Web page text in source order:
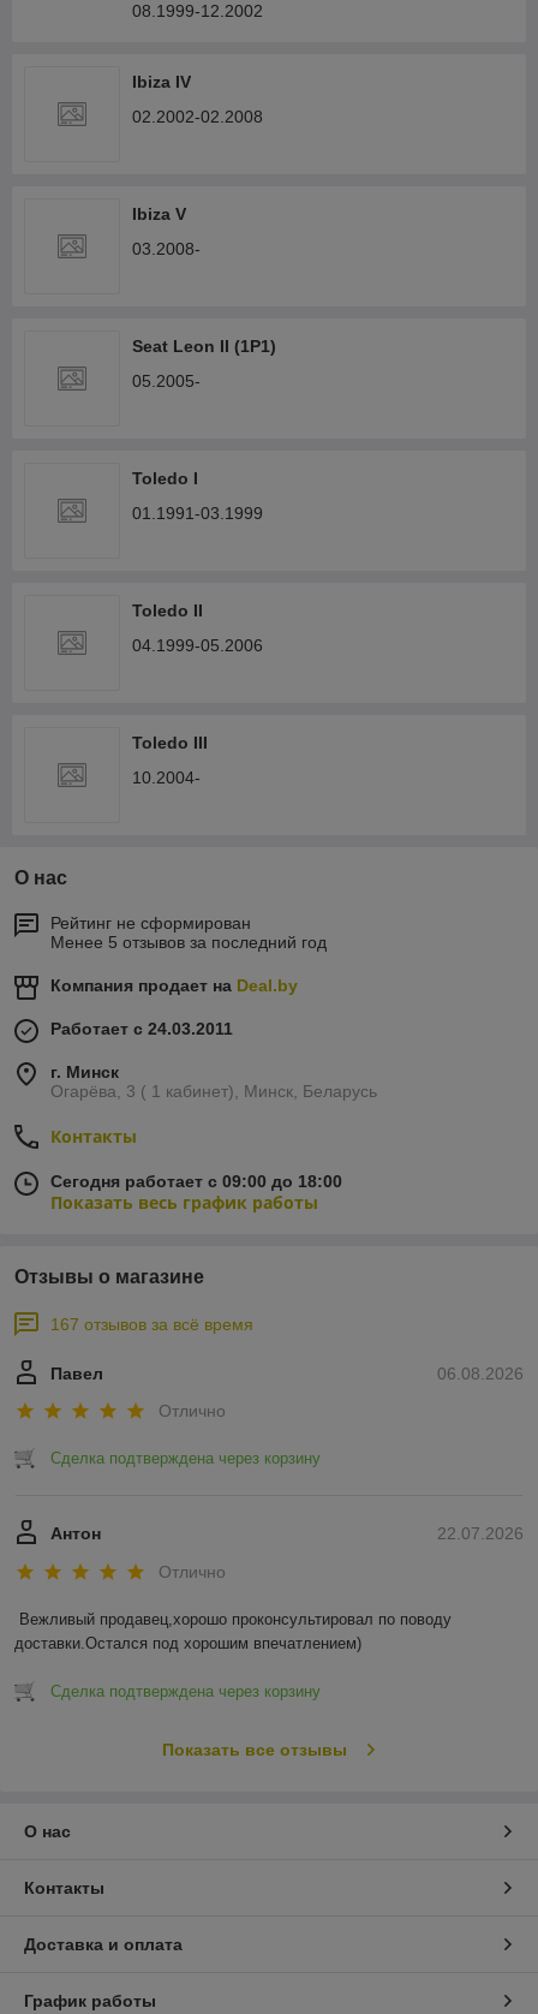
08.1999-12.2002
Ibiza IV
02.2002-02.2008
Ibiza V
03.2008-
Seat Leon II (1P1)
05.2005-
Toledo I
01.1991-03.1999
Toledo II
04.1999-05.2006
Toledo III
10.2004-
О нас
Рейтинг не сформирован
Менее 5 отзывов за последний год
Компания продает на Deal.by
Работает с 24.03.2011
г. Минск
Огарёва, 3 ( 1 кабинет), Минск, Беларусь
Контакты
Сегодня работает с 09:00 до 18:00
Показать весь график работы
Отзывы о магазине
167 отзывов за всё время
06.08.2026
Павел
Отлично
Сделка подтверждена через корзину
22.07.2026
Антон
Отлично
Вежливый продавец,хорошо проконсультировал по поводу
доставки.Остался под хорошим впечатлением)
Сделка подтверждена через корзину
Показать все отзывы
О нас
Контакты
Доставка и оплата
График работы